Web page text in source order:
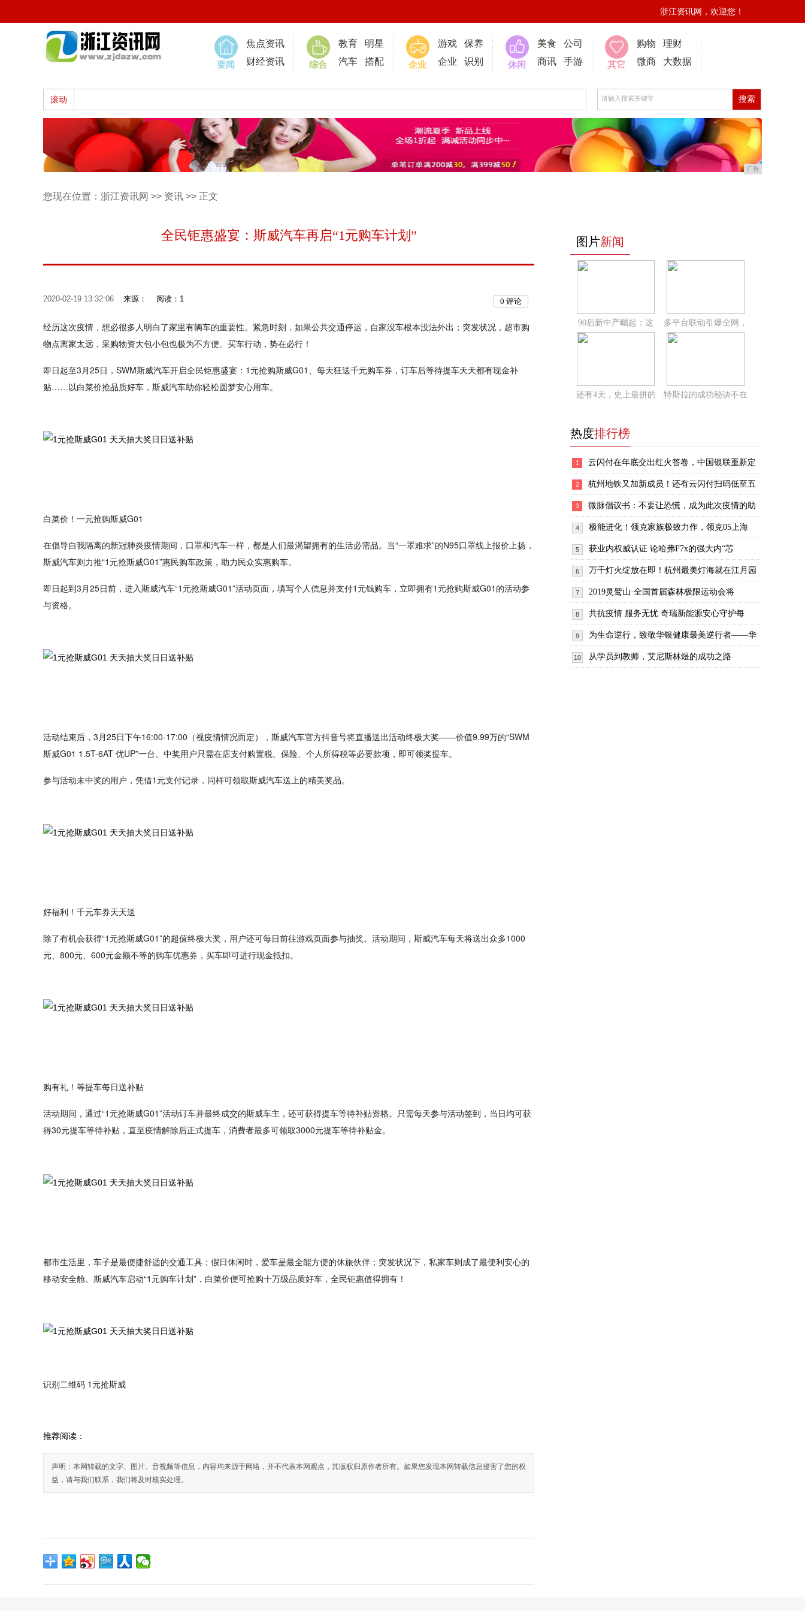
浙江资讯网，欢迎您！
要闻
焦点资讯
财经资讯
综合
教育
明星
汽车
搭配 企业
游戏
保养
企业
识别 休闲
美食
公司
商讯
手游 其它
购物
理财
微商
大数据
滚动
广告
您现在位置： 浙江资讯网 >> 资讯 >> 正文
全民钜惠盛宴：斯威汽车再启“1元购车计划”
2020-02-19 13:32:06 来源： 阅读：1 0 评论
经历这次疫情，想必很多人明白了家里有辆车的重要性。紧急时刻，如果公共交通停运，自家没车根本没法外出；突发状况，超市购
物点离家太远，采购物资大包小包也极为不方便。买车行动，势在必行！
即日起至3月25日，SWM斯威汽车开启全民钜惠盛宴：1元抢购斯威G01、每天狂送千元购车券，订车后等待提车天天都有现金补
贴……以白菜价抢品质好车，斯威汽车助你轻松圆梦安心用车。
白菜价！一元抢购斯威G01
在倡导自我隔离的新冠肺炎疫情期间，口罩和汽车一样，都是人们最渴望拥有的生活必需品。当“一罩难求”的N95口罩线上报价上扬，
斯威汽车则力推“1元抢斯威G01”惠民购车政策，助力民众实惠购车。
即日起到3月25日前，进入斯威汽车“1元抢斯威G01”活动页面，填写个人信息并支付1元钱购车，立即拥有1元抢购斯威G01的活动参
与资格。
活动结束后，3月25日下午16:00-17:00（视疫情情况而定），斯威汽车官方抖音号将直播送出活动终极大奖——价值9.99万的“SWM
斯威G01 1.5T-6AT 优UP”一台。中奖用户只需在店支付购置税、保险、个人所得税等必要款项，即可领奖提车。
参与活动未中奖的用户，凭借1元支付记录，同样可领取斯威汽车送上的精美奖品。
好福利！千元车券天天送
除了有机会获得“1元抢斯威G01”的超值终极大奖，用户还可每日前往游戏页面参与抽奖。活动期间，斯威汽车每天将送出众多1000
元、800元、600元金额不等的购车优惠券，买车即可进行现金抵扣。
购有礼！等提车每日送补贴
活动期间，通过“1元抢斯威G01”活动订车并最终成交的斯威车主，还可获得提车等待补贴资格。只需每天参与活动签到，当日均可获
得30元提车等待补贴，直至疫情解除后正式提车，消费者最多可领取3000元提车等待补贴金。
都市生活里，车子是最便捷舒适的交通工具；假日休闲时，爱车是最全能方便的休旅伙伴；突发状况下，私家车则成了最便利安心的
移动安全舱。斯威汽车启动“1元购车计划”，白菜价便可抢购十万级品质好车，全民钜惠值得拥有！
识别二维码 1元抢斯威
推荐阅读：
声明：本网转载的文字、图片、音视频等信息，内容均来源于网络，并不代表本网观点，其版权归原作者所有。如果您发现本网转载信息侵害了您的权
益，请与我们联系，我们将及时核实处理。
图片新闻
90后新中产崛起：这 多平台联动引爆全网，
还有4天，史上最拼的 特斯拉的成功秘诀不在
热度排行榜
1 云闪付在年底交出红火答卷，中国银联重新定
2 杭州地铁又加新成员！还有云闪付扫码低至五
3 微脉倡议书：不要让恐慌，成为此次疫情的助
4 极能进化！领克家族极致力作，领克05上海
5 获业内权威认证 论哈弗F7x的强大内“芯
6 万千灯火绽放在即！杭州最美灯海就在江月园
7 2019灵鹫山·全国首届森林极限运动会将
8 共抗疫情 服务无忧 奇瑞新能源安心守护每
9 为生命逆行，致敬华银健康最美逆行者——华
10 从学员到教师，艾尼斯林煜的成功之路